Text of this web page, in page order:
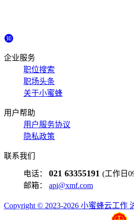
企业服务
职位搜索
职场头条
关于小蜜蜂
用户帮助
用户服务协议
隐私政策
联系我们
电话： 021 63355191 (工作日
邮箱： api@xmf.com
Copyright © 2023-2026 小蜜蜂云工作